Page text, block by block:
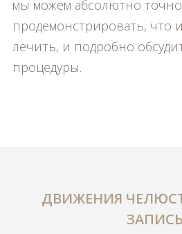
мы можем абсолютно
продемонстрировать, что
лечить, и подробно
процедуры.
ДВИЖЕНИЯ
ЗАПИСЬ